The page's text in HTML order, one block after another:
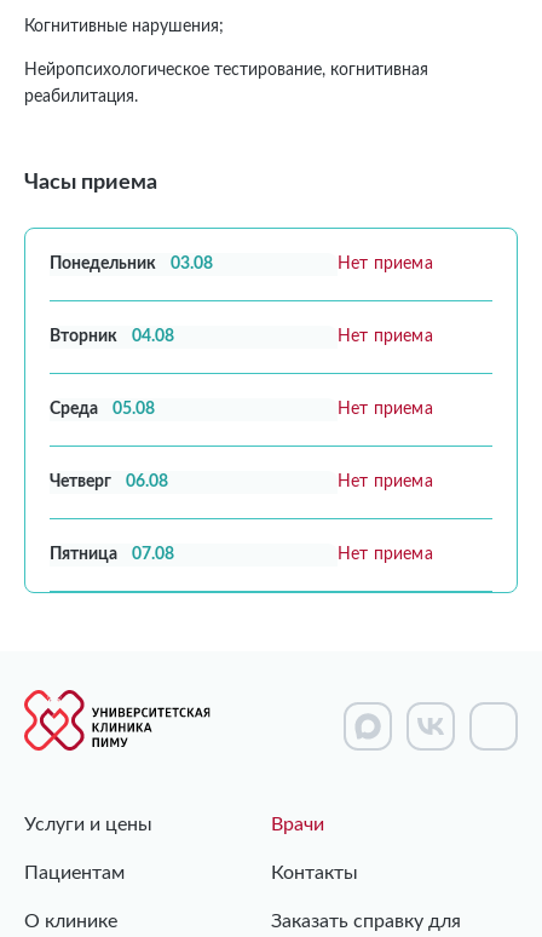
Когнитивные нарушения;
Нейропсихологическое тестирование, когнитивная
реабилитация.
Часы приема
Понедельник 03.08 Нет приема
Вторник 04.08 Нет приема
Среда 05.08 Нет приема
Четверг 06.08 Нет приема
Пятница 07.08 Нет приема
Услуги и цены Врачи
Пациентам Контакты
О клинике
Заказать справку для